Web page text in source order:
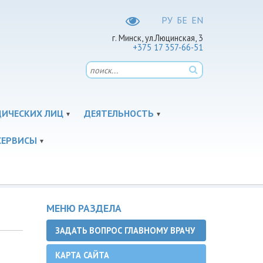
РУ БЕ EN
г. Минск, ул.Люцинская, 3
+375 17 357-66-51
ЛИЦ ДЕЯТЕЛЬНОСТЬ
МЕНЮ РАЗДЕЛА
ЗАДАТЬ ВОПРОС ГЛАВНОМУ ВРАЧУ
КАРТА САЙТА